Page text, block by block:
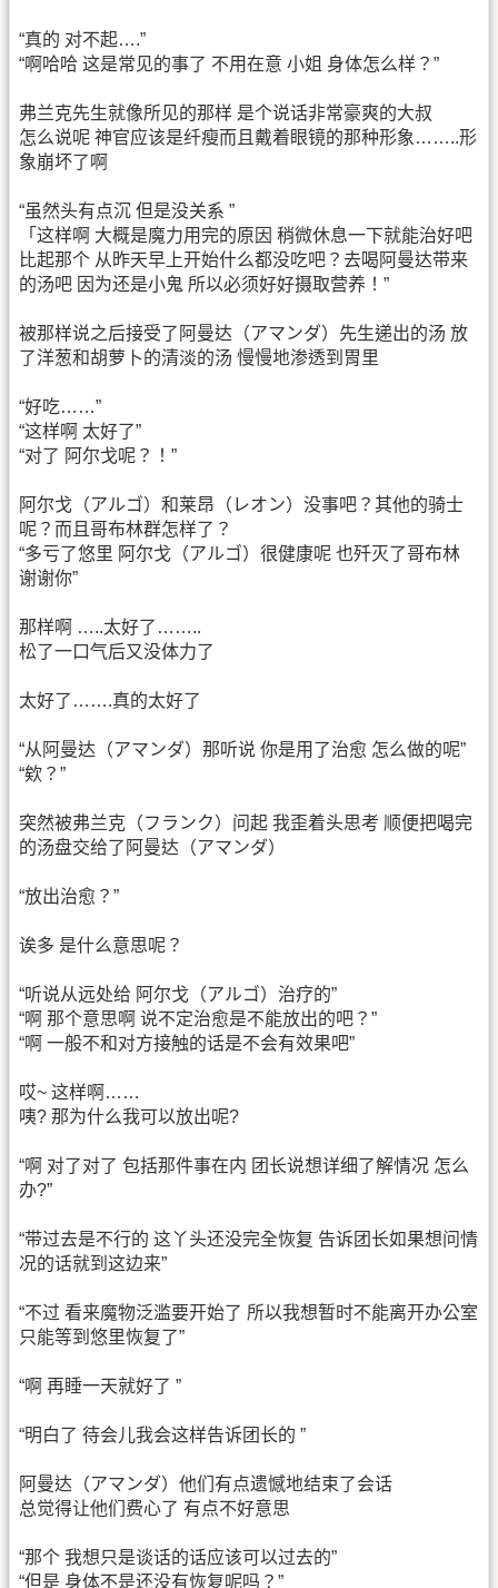
“真的 对不起….”
“啊哈哈 这是常见的事了 不用在意 小姐 身体怎么样？”
弗兰克先生就像所见的那样 是个说话非常豪爽的大叔
怎么说呢 神官应该是纤瘦而且戴着眼镜的那种形象……..形
象崩坏了啊
“虽然头有点沉 但是没关系 ”
「这样啊 大概是魔力用完的原因 稍微休息一下就能治好吧
比起那个 从昨天早上开始什么都没吃吧？去喝阿曼达带来
的汤吧 因为还是小鬼 所以必须好好摄取营养！”
被那样说之后接受了阿曼达（アマンダ）先生递出的汤 放
了洋葱和胡萝卜的清淡的汤 慢慢地渗透到胃里
“好吃……”
“这样啊 太好了”
“对了 阿尔戈呢？！”
阿尔戈（アルゴ）和莱昂（レオン）没事吧？其他的骑士
呢？而且哥布林群怎样了？
“多亏了悠里 阿尔戈（アルゴ）很健康呢 也歼灭了哥布林
谢谢你”
那样啊 …..太好了……..
松了一口气后又没体力了
太好了…….真的太好了
“从阿曼达（アマンダ）那听说 你是用了治愈 怎么做的呢”
“欸？”
突然被弗兰克（フランク）问起 我歪着头思考 顺便把喝完
的汤盘交给了阿曼达（アマンダ）
“放出治愈？”
诶多 是什么意思呢？
“听说从远处给 阿尔戈（アルゴ）治疗的”
“啊 那个意思啊 说不定治愈是不能放出的吧？”
“啊 一般不和对方接触的话是不会有效果吧”
哎~ 这样啊……
咦? 那为什么我可以放出呢?
“啊 对了对了 包括那件事在内 团长说想详细了解情况 怎么
办?”
“带过去是不行的 这丫头还没完全恢复 告诉团长如果想问情
况的话就到这边来”
“不过 看来魔物泛滥要开始了 所以我想暂时不能离开办公室
只能等到悠里恢复了”
“啊 再睡一天就好了 ”
“明白了 待会儿我会这样告诉团长的 ”
阿曼达（アマンダ）他们有点遗憾地结束了会话
总觉得让他们费心了 有点不好意思
“那个 我想只是谈话的话应该可以过去的”
“但是 身体不是还没有恢复呢吗？”